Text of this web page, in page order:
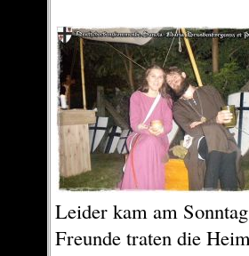
Leider kam am
Freunde traten die